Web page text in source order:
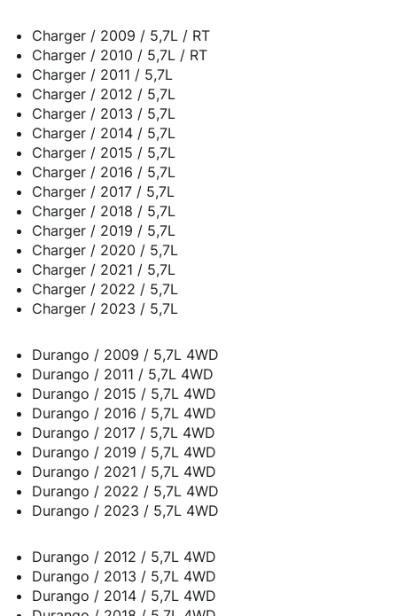
Charger / 2009 / 5,7L / RT
Charger / 2010 / 5,7L / RT
Charger / 2011 / 5,7L
Charger / 2012 / 5,7L
Charger / 2013 / 5,7L
Charger / 2014 / 5,7L
Charger / 2015 / 5,7L
Charger / 2016 / 5,7L
Charger / 2017 / 5,7L
Charger / 2018 / 5,7L
Charger / 2019 / 5,7L
Charger / 2020 / 5,7L
Charger / 2021 / 5,7L
Charger / 2022 / 5,7L
Charger / 2023 / 5,7L
Durango / 2009 / 5,7L 4WD
Durango / 2011 / 5,7L 4WD
Durango / 2015 / 5,7L 4WD
Durango / 2016 / 5,7L 4WD
Durango / 2017 / 5,7L 4WD
Durango / 2019 / 5,7L 4WD
Durango / 2021 / 5,7L 4WD
Durango / 2022 / 5,7L 4WD
Durango / 2023 / 5,7L 4WD
Durango / 2012 / 5,7L 4WD
Durango / 2013 / 5,7L 4WD
Durango / 2014 / 5,7L 4WD